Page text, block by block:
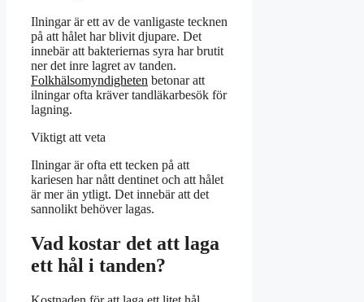
Ilningar är ett av de vanligaste tecknen
på att hålet har blivit djupare. Det
innebär att bakteriernas syra har brutit
ner det inre lagret av tanden.
Folkhälsomyndigheten betonar att
ilningar ofta kräver tandläkarbesök för
lagning.
Viktigt att veta
Ilningar är ofta ett tecken på att
kariesen har nått dentinet och att hålet
är mer än ytligt. Det innebär att det
sannolikt behöver lagas.
Vad kostar det att laga
ett hål i tanden?